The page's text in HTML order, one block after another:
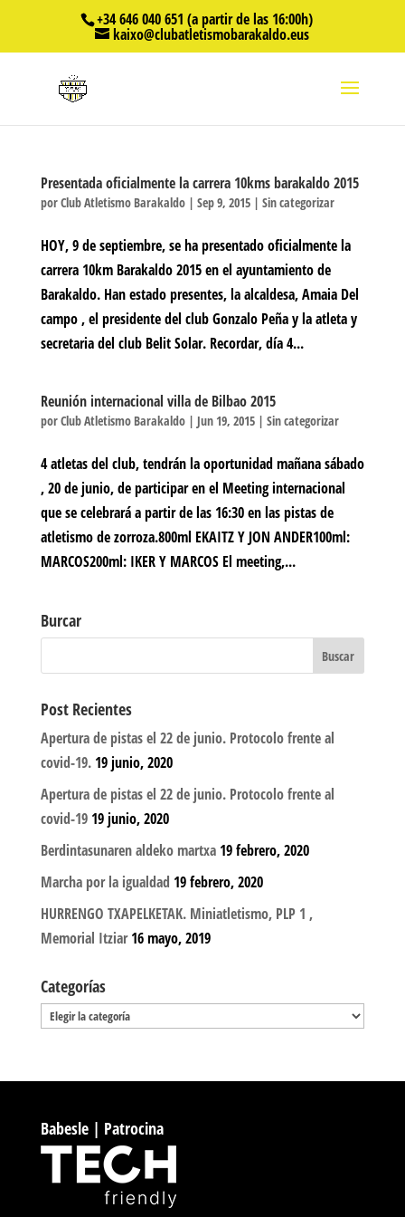
+34 646 040 651 (a partir de las 16:00h)
kaixo@clubatletismobarakaldo.eus
Presentada oficialmente la carrera 10kms barakaldo 2015
porClub Atletismo Barakaldo| Sep 9, 2015| Sin categorizar
HOY, 9 de septiembre, se ha presentado oficialmente la
carrera 10km Barakaldo 2015 en el ayuntamiento de
Barakaldo. Han estado presentes, la alcaldesa, Amaia Del
campo , el presidente del club Gonzalo Peña y la atleta y
secretaria del club Belit Solar. Recordar, día 4...
Reunión internacional villa de Bilbao 2015
porClub Atletismo Barakaldo| Jun 19, 2015| Sin categorizar
4 atletas del club, tendrán la oportunidad mañana sábado
, 20 de junio, de participar en el Meeting internacional
que se celebrará a partir de las 16:30 en las pistas de
atletismo de zorroza.800ml EKAITZ Y JON ANDER100ml:
MARCOS200ml: IKER Y MARCOS El meeting,...
Burcar
Post Recientes
Apertura de pistas el 22 de junio. Protocolo frente al
covid-19. 19 junio, 2020
Apertura de pistas el 22 de junio. Protocolo frente al
covid-19 19 junio, 2020
Berdintasunaren aldeko martxa 19 febrero, 2020
Marcha por la igualdad 19 febrero, 2020
HURRENGO TXAPELKETAK. Miniatletismo, PLP 1 ,
Memorial Itziar 16 mayo, 2019
Categorías
Categorías
Babesle | Patrocina